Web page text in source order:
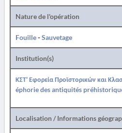
Nature de l'opération
Fouille-Sauvetage
Institution(s)
ΚΣΤ' Εφορεία Προϊστορικών και
éphorie des antiquités
Localisation / Informations